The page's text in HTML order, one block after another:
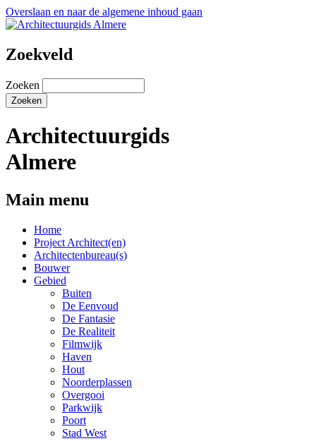
Overslaan en naar de algemene inhoud gaan
Zoekveld
Zoeken
Architectuurgids
Almere
Main menu
Home
Project Architect(en)
Architectenbureau(s)
Bouwer
Gebied
Buiten
De Eenvoud
De Fantasie
De Realiteit
Filmwijk
Haven
Hout
Noorderplassen
Overgooi
Parkwijk
Poort
Stad West